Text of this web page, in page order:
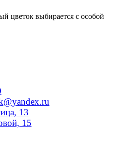
цветок выбирается с особой
13
15